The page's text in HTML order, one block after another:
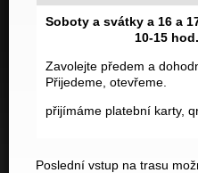
Soboty a
10-15 hod.
Zavolejte předem a
Přijedeme, otevřeme.
přijímáme platební karty,
Poslední vstup na trasu